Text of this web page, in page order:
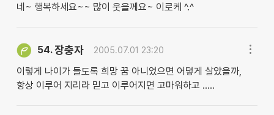
네~ 행복하세요~~ 많이 웃을께요~ 이로케 ^.^
54.장충자 2005.07.01 23:20
이렇게 나이가 들도록 희망 꿈 아니었으면 어덯게 살았을까,
항상 이루어 지리라 믿고 이루어지면 고마워하고 .....